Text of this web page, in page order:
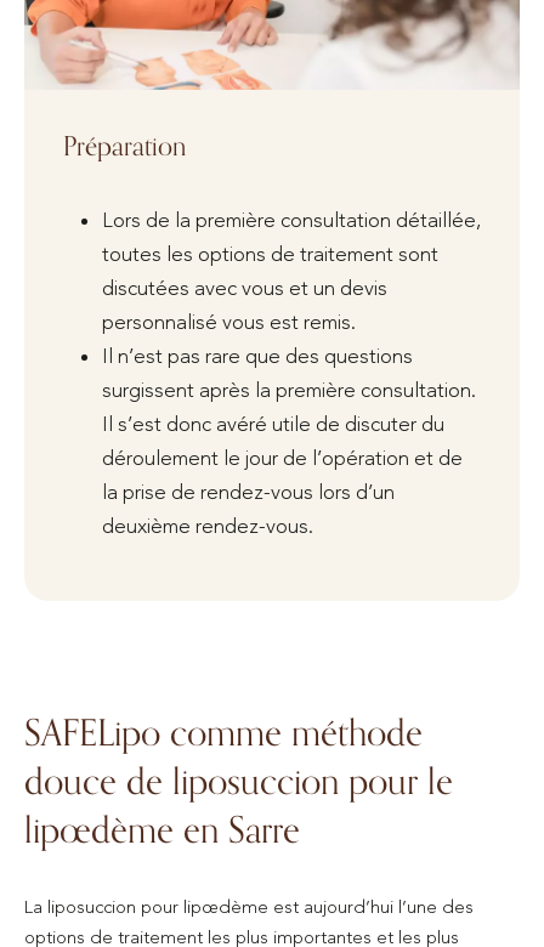
Préparation
Lors de la première consultation détaillée,
toutes les options de traitement sont
discutées avec vous et un devis
personnalisé vous est remis.
Il n’est pas rare que des questions
surgissent après la première consultation.
Il s’est donc avéré utile de discuter du
déroulement le jour de l’opération et de
la prise de rendez-vous lors d’un
deuxième rendez-vous.
SAFELipo comme méthode
douce de liposuccion pour le
lipœdème en Sarre
La liposuccion pour lipœdème est aujourd’hui l’une des
options de traitement les plus importantes et les plus